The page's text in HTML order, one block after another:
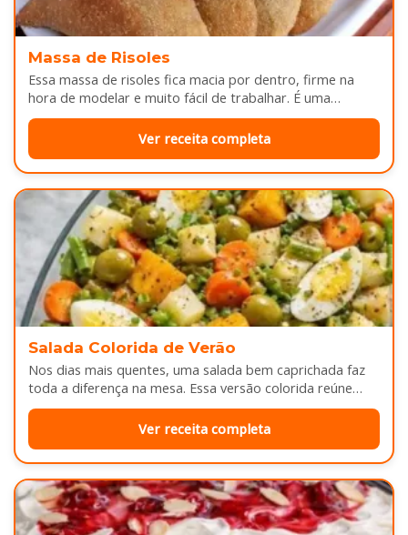
Massa de Risoles
Essa massa de risoles fica macia por dentro, firme na
hora de modelar e muito fácil de trabalhar. É uma…
Ver receita completa
Salada Colorida de Verão
Nos dias mais quentes, uma salada bem caprichada faz
toda a diferença na mesa. Essa versão colorida reúne
legumes cozidos…
Ver receita completa